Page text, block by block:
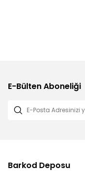
E-Bülten Aboneliği
Barkod Deposu